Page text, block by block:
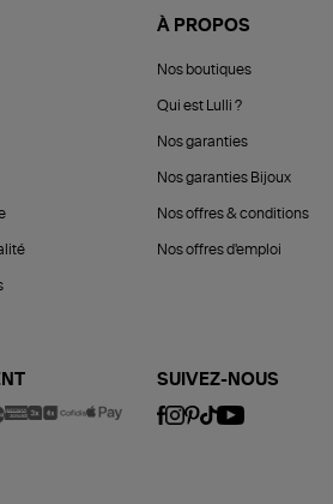
À PROPOS
Nos boutiques
Qui est Lulli ?
Nos garanties
Nos garanties Bijoux
Nos offres & conditions
Nos offres d'emploi
SUIVEZ-NOUS